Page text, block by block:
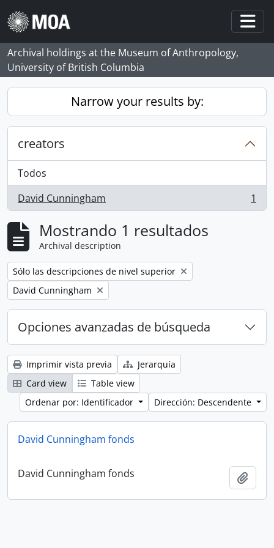
Skip to main content
Archival holdings at the Museum of Anthropology,
University of British Columbia
Narrow your results by:
creators
Todos
David Cunningham
, 1 resultados 1
Mostrando 1 resultados
Archival description
Remove filter:
Sólo las descripciones de nivel superior
Remove filter:
David Cunningham
Opciones avanzadas de búsqueda
Imprimir vista previa
Jerarquía
Card view
Table view
Ordenar por: Identificador
Dirección: Descendente
David Cunningham fonds
David Cunningham fonds